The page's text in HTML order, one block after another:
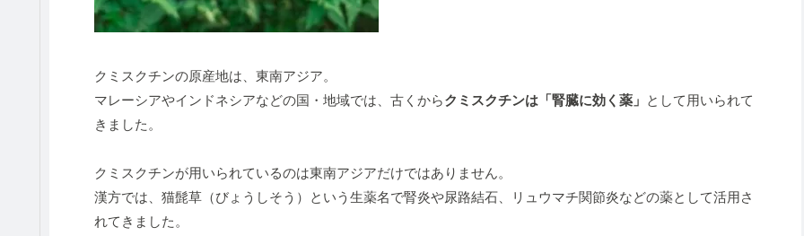
クミスクチンの原産地は、東南アジア。
マレーシアやインドネシアなどの国・地域では、古くからクミスクチンは「腎臓に効く薬」 として用いられて
きました。
クミスクチンが用いられているのは東南アジアだけではありません。
漢方では、猫髭草（びょうしそう）という生薬名で腎炎や尿路結石、リュウマチ関節炎などの薬として活用さ
れてきました。